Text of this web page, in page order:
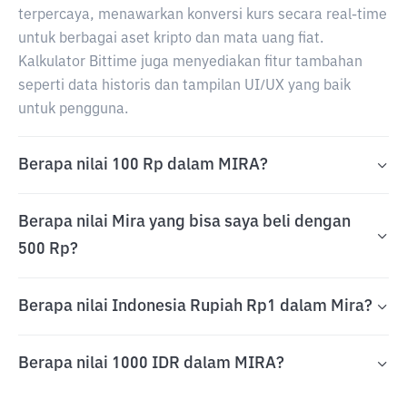
terpercaya, menawarkan konversi kurs secara real-time
untuk berbagai aset kripto dan mata uang fiat.
Kalkulator Bittime juga menyediakan fitur tambahan
seperti data historis dan tampilan UI/UX yang baik
untuk pengguna.
Berapa nilai 100 Rp dalam MIRA?
Berapa nilai Mira yang bisa saya beli dengan
500 Rp?
Berapa nilai Indonesia Rupiah Rp1 dalam Mira?
Berapa nilai 1000 IDR dalam MIRA?